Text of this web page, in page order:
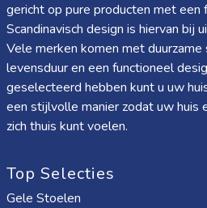
gericht op pure producten met een
Scandinavisch design is hiervan bij
Vele merken komen met
levensduur en een functioneel
geselecteerd hebben kunt u uw
een stijlvolle manier zodat uw huis
zich thuis kunt voelen.
Top Selecties
Gele Stoelen